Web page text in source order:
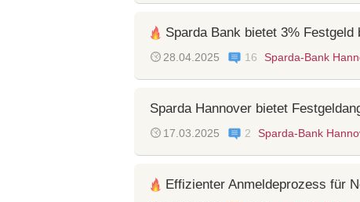
Sparda Bank bietet 3%
28.04.2025 16 Sparda-Bank
Sparda Hannover bietet
17.03.2025 2 Sparda-Bank
Effizienter Anmeldeprozess für